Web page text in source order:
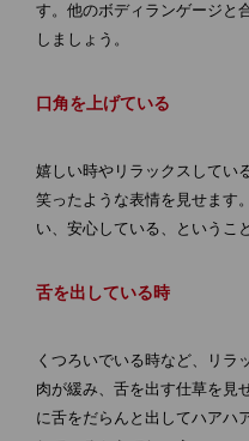
す。他のボディランゲージと
しましょう。
口角を上げている
嬉しい時やリラックスしてい
笑ったような表情を見せます
い、安心している、というこ
舌を出している時
くつろいでいる時など、リラ
肉が緩み、舌を出す仕草を見
に舌をだらんと出してハアハ